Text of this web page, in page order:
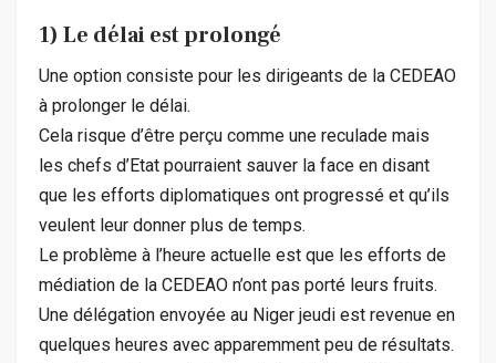
1) Le délai est prolongé
Une option consiste pour les dirigeants de la CEDEAO
à prolonger le délai.
Cela risque d’être perçu comme une reculade mais
les chefs d’Etat pourraient sauver la face en disant
que les efforts diplomatiques ont progressé et qu’ils
veulent leur donner plus de temps.
Le problème à l’heure actuelle est que les efforts de
médiation de la CEDEAO n’ont pas porté leurs fruits.
Une délégation envoyée au Niger jeudi est revenue en
quelques heures avec apparemment peu de résultats.